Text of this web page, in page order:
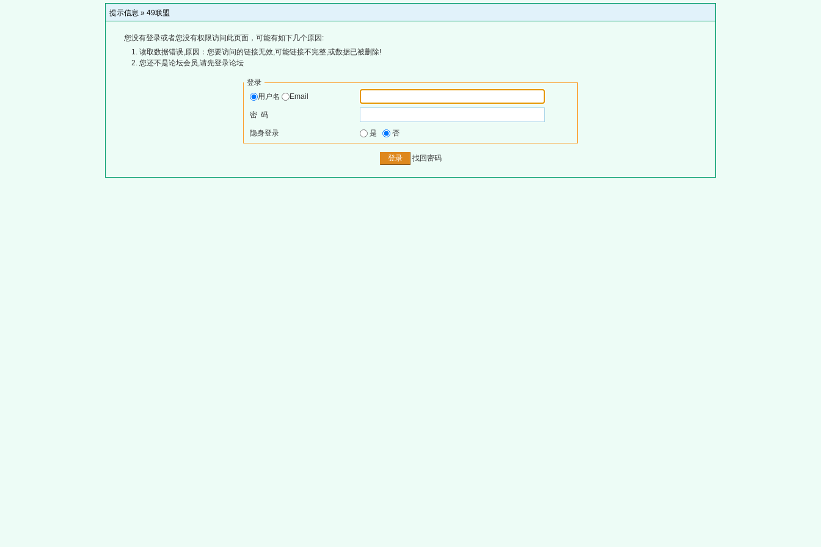
提示信息 » 49联盟
您没有登录或者您没有权限访问此页面，可能有如下几个原因:
读取数据错误,原因：您要访问的链接无效,可能链接不完整,或数据已被删除!
您还不是论坛会员,请先登录论坛
登录
用户名
Email
密 码
隐身登录 是 否
找回密码